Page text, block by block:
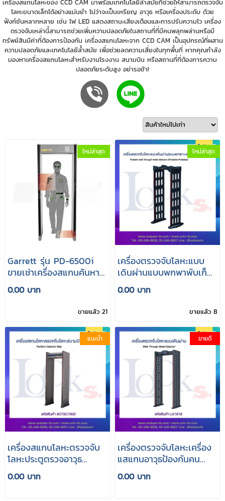
เครื่องสแกนโลหะของ CCD CAM มาพร้อมเทคโนโลยีล้ำสมัยที่ช่วยให้สามารถตรวจจับ
โลหะขนาดเล็กได้อย่างแม่นยำ ไม่ว่าจะเป็นเหรียญ อาวุธ หรือเครื่องประดับ ด้วย
ฟังก์ชันหลากหลาย เช่น ไฟ LED แสดงสถานะเสียงเตือนและการปรับความไว เครื่อง
ตรวจจับเหล่านี้สามารถช่วยเพิ่มความปลอดภัยในสถานที่ที่มีคนพลุกพล่านหรือมี
ทรัพย์สินมีค่าที่ต้องการป้องกัน เครื่องสแกนโลหะจาก CCD CAM เป็นอุปกรณ์ที่ผสาน
ความปลอดภัยและเทคโนโลยีล้ำสมัย เพื่อช่วยลดความเสี่ยงในทุกพื้นที่ หากคุณกำลัง
มองหาเครื่องสแกนโลหะสำหรับงานโรงงาน สนามบิน หรือสถานที่ที่ต้องการความ
ปลอดภัยระดับสูง อย่ารอช้า!
ใหม่ล่าสุด
Garrett รุ่น PD-6500i
ขายเช่าเครื่องสแกนค้นหา
โลหะวัตถุระเบิดประตูตรวจ
จับโลหะ Walk Through
Garrett รุ่น PD-6500i
0.00 บาท
ขายแล้ว 21
ใหม่ล่าสุด
เครื่องตรวจจับโลหะแบบ
เดินผ่านแบบพกพาพับเก็บ
ได้ Potable Walk
Through Metal Detector
0.00 บาท
ขายแล้ว 8
แนะนำ
เครื่องสแกนโลหะตรวจจับ
โลหะประตูตรวจอาวุธ
ป้องกันขโมย รุ่น LK-1600
0.00 บาท
ขายดี
เครื่องตรวจจับโลหะเครื่อง
แสแกนอาวุธป้องกันคน
ขโมยทองแดงเหล็กทอง
เหลือง
0.00 บาท